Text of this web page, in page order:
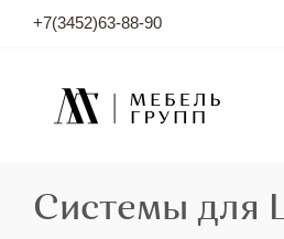
+7(3452)63-88-90
Системы для